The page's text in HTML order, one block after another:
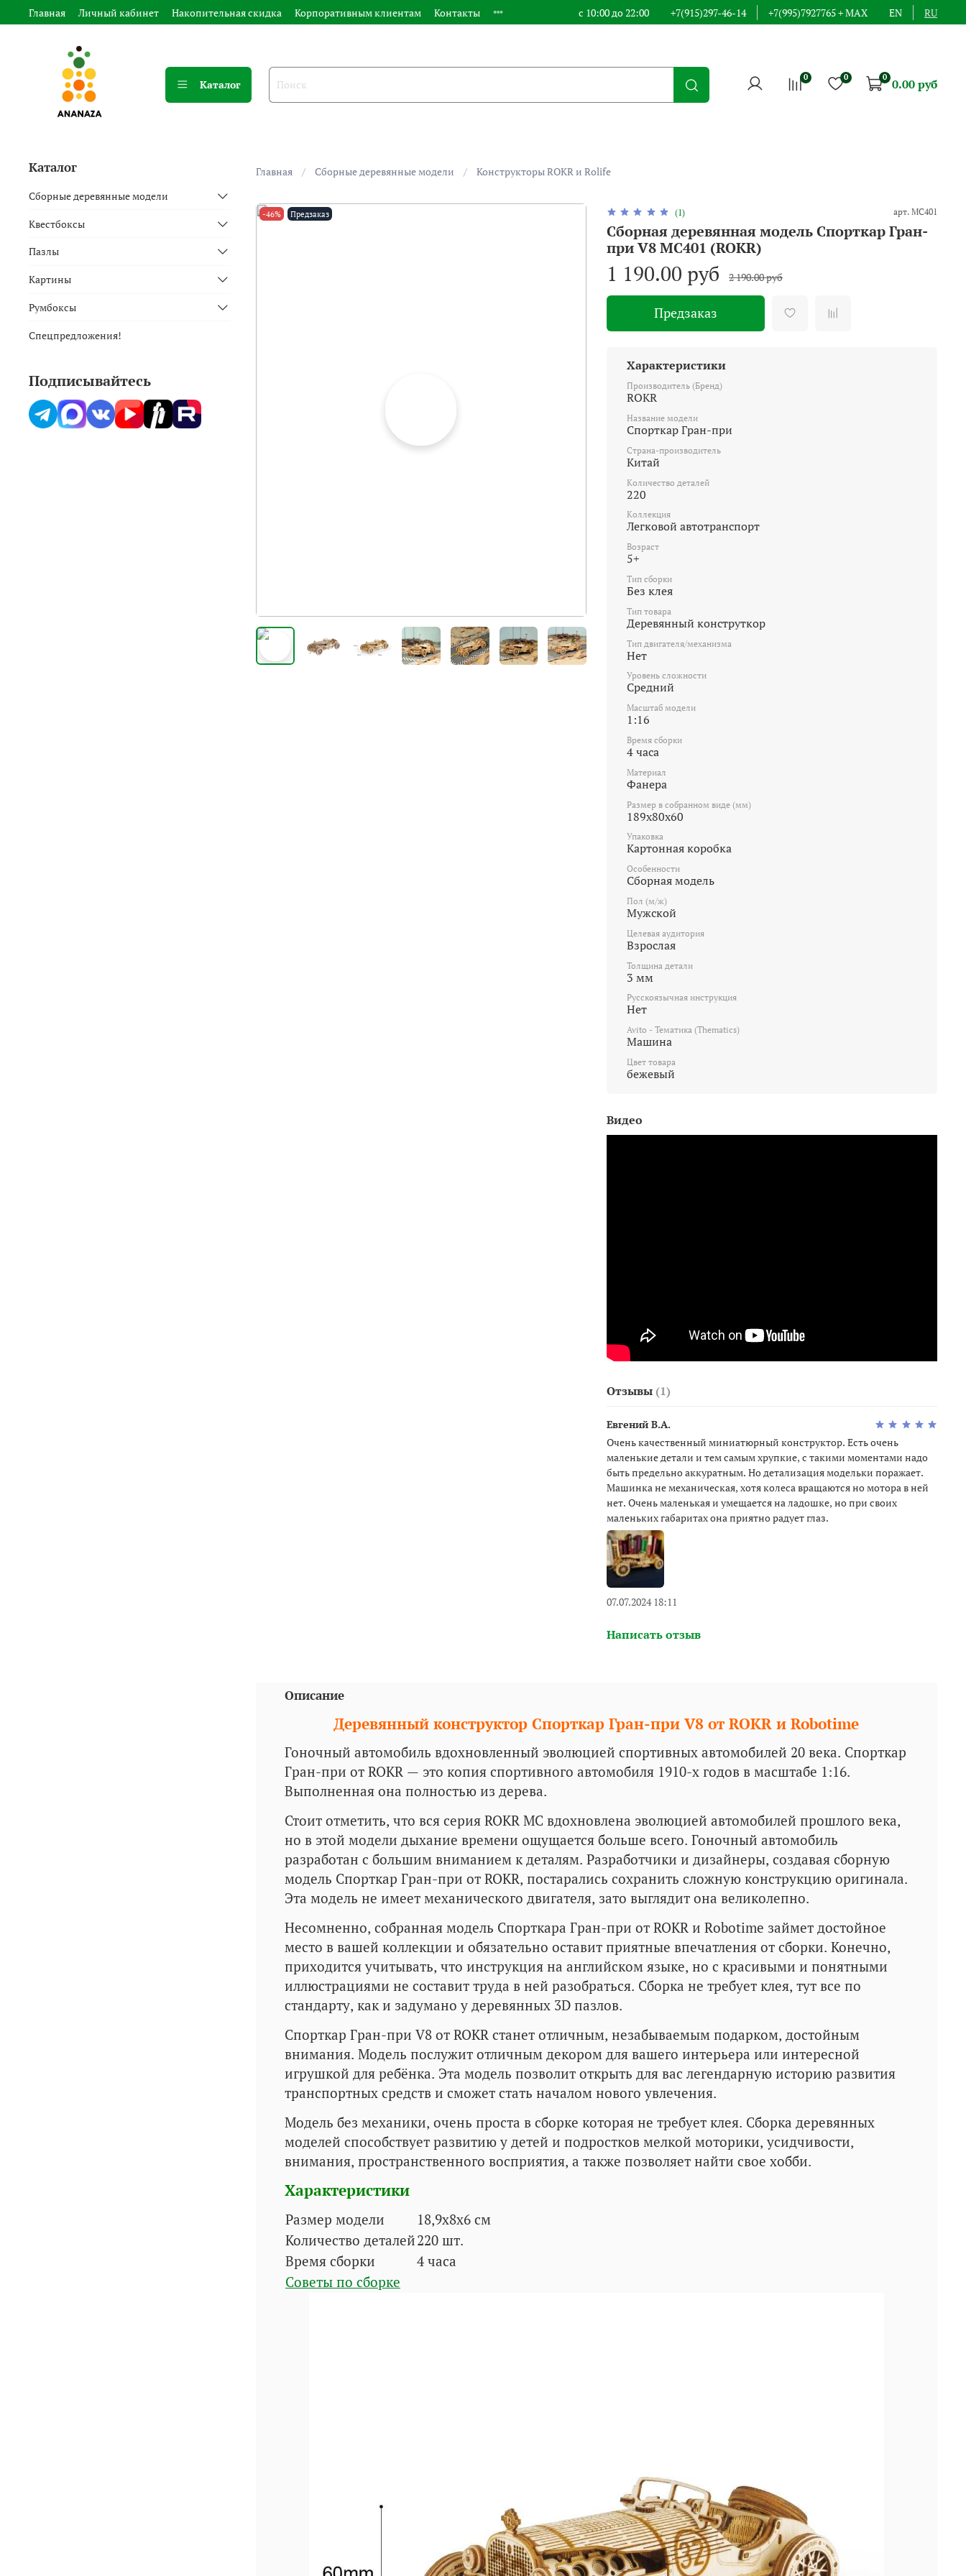
Главная Личный кабинет Накопительная скидка Корпоративным клиентам Контакты с 10:00 до 22:00 +7(915)297-46-14 +7(995)7927765 + MAX EN RU
Каталог
0 0 0 0.00 руб
Главная Сборные деревянные модели Конструкторы ROKR и Rolife
-46% Предзаказ (1) арт. MC401
Сборная деревянная модель Спорткар Гран-
при V8 MC401 (ROKR)
1 190.00 руб 2 190.00 руб
Предзаказ
Характеристики
Производитель (Бренд)
ROKR
Название модели
Спорткар Гран-при
Страна-производитель
Китай
Количество деталей
220
Коллекция
Легковой автотранспорт
Возраст
5+
Тип сборки
Без клея
Тип товара
Деревянный конструткор
Тип двигателя/механизма
Нет
Уровень сложности
Средний
Масштаб модели
1:16
Время сборки
4 часа
Материал
Фанера
Размер в собранном виде (мм)
189х80х60
Упаковка
Картонная коробка
Особенности
Сборная модель
Пол (м/ж)
Мужской
Целевая аудитория
Взрослая
Толщина детали
3 мм
Русскоязычная инструкция
Нет
Avito - Тематика (Thematics)
Машина
Цвет товара
бежевый
Видео
Отзывы (1)
Евгений В.А.
Очень качественный миниатюрный конструктор. Есть очень
маленькие детали и тем самым хрупкие, с такими моментами надо
быть предельно аккуратным. Но детализация модельки поражает.
Машинка не механическая, хотя колеса вращаются но мотора в ней
нет. Очень маленькая и умещается на ладошке, но при своих
маленьких габаритах она приятно радует глаз.
07.07.2024 18:11
Написать отзыв
Описание
Деревянный конструктор Спорткар Гран-при V8 от ROKR и Robotime
Гоночный автомобиль вдохновленный эволюцией спортивных автомобилей 20 века. Спорткар
Гран-при от ROKR — это копия спортивного автомобиля 1910-х годов в масштабе 1:16.
Выполненная она полностью из дерева.
Стоит отметить, что вся серия ROKR MC вдохновлена эволюцией автомобилей прошлого века,
но в этой модели дыхание времени ощущается больше всего. Гоночный автомобиль
разработан с большим вниманием к деталям. Разработчики и дизайнеры, создавая сборную
модель Спорткар Гран-при от ROKR, постарались сохранить сложную конструкцию оригинала.
Эта модель не имеет механического двигателя, зато выглядит она великолепно.
Несомненно, собранная модель Спорткара Гран-при от ROKR и Robotime займет достойное
место в вашей коллекции и обязательно оставит приятные впечатления от сборки. Конечно,
приходится учитывать, что инструкция на английском языке, но с красивыми и понятными
иллюстрациями не составит труда в ней разобраться. Сборка не требует клея, тут все по
стандарту, как и задумано у деревянных 3D пазлов.
Спорткар Гран-при V8 от ROKR станет отличным, незабываемым подарком, достойным
внимания. Модель послужит отличным декором для вашего интерьера или интересной
игрушкой для ребёнка. Эта модель позволит открыть для вас легендарную историю развития
транспортных средств и сможет стать началом нового увлечения.
Модель без механики, очень проста в сборке которая не требует клея. Сборка деревянных
моделей способствует развитию у детей и подростков мелкой моторики, усидчивости,
внимания, пространственного восприятия, а также позволяет найти свое хобби.
Характеристики
Размер модели
18,9х8х6 см
Количество деталей220 шт.
Время сборки
4 часа
Советы по сборке
Каталог
Сборные деревянные модели
Квестбоксы
Пазлы
Картины
Румбоксы
Спецпредложения!
Подписывайтесь